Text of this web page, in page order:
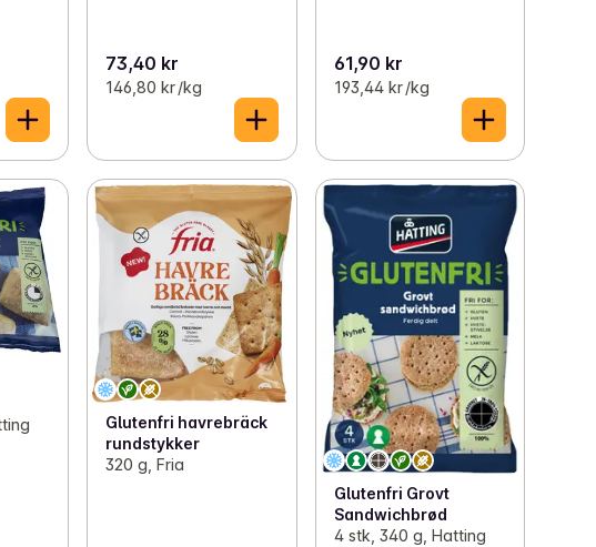
73,40 kr
146,80 kr /kg
61,90 kr
193,44 kr /kg
Glutenfri havrebräck
rundstykker
320 g, Fria
Glutenfri Grovt
Sandwichbrød
4 stk, 340 g, Hatting